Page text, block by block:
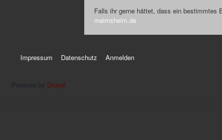
Falls ihr gerne hättet, dass ein
meimsheim.de
Impressum Datenschutz Anmelden
Drupal